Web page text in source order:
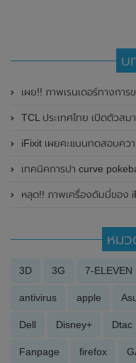
บ
เผย!! ภาพเรนเดอร์ทางการของสมาร์ทโฟนหน้
TCL ประเทศไทย เปิดตัวสมาร์ทโฟน TCL 40
iFixit เผยคะแนนทดสอบความยากง่ายในการซ่อม
เทคนิคการปา curve
หลุด!! ภาพเครื่องดัมมี่ของ
หม
3D 3G 7-ELEVEN
antivirus apple
Dell Disney+ Dtac
Fanpage firefox